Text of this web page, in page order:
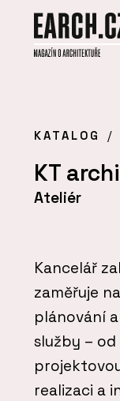
KATALOG
KT
Ateliér
Kancelář
zaměřuje
plánování
služby –
realizaci a